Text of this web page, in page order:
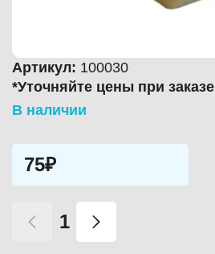
Артикул: 100030
*Уточняйте цены при заказе
В наличии
75₽
Количество